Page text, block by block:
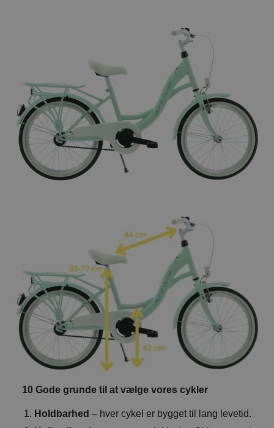
10 Gode grunde til at vælge vores cykler
Holdbarhed – hver cykel er bygget til lang levetid.